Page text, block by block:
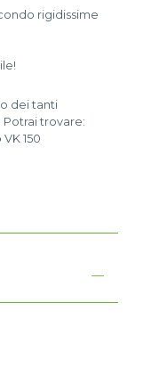
rigidissime
dei tanti
Potrai trovare:
150